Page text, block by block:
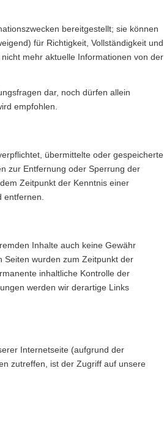
bereitgestellt; sie können
für Richtigkeit, Vollständigkeit und
mehr aktuelle Informationen von der
dar, noch dürfen allein
empfohlen.
übermittelte oder gespeicherte
zur Entfernung oder Sperrung der
Zeitpunkt der Kenntnis einer
Inhalte auch keine Gewähr
Seiten wurden zum Zeitpunkt der
inhaltliche Kontrolle der
werden wir derartige Links
Internetseite (aufgrund der
zutreffen, ist der Zugriff auf unsere